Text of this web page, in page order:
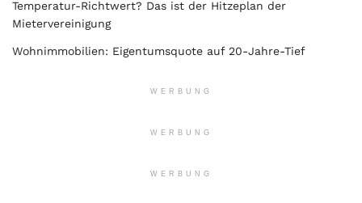
Temperatur-Richtwert? Das ist der Hitzeplan der
Mietervereinigung
Wohnimmobilien: Eigentumsquote auf 20-Jahre-Tief
WERBUNG
WERBUNG
WERBUNG